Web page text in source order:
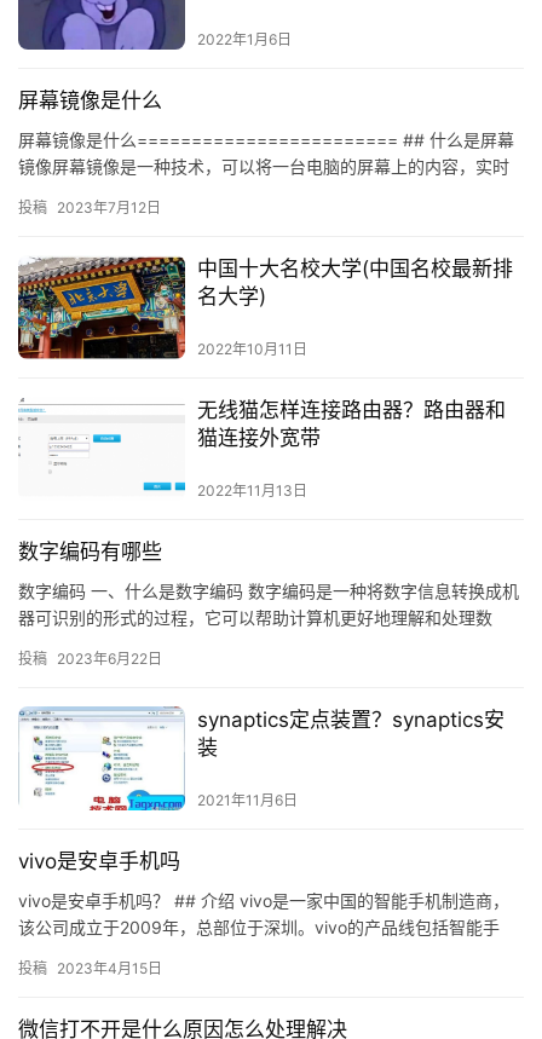
2022年1月6日
屏幕镜像是什么
屏幕镜像是什么======================== ## 什么是屏幕
镜像屏幕镜像是一种技术，可以将一台电脑的屏幕上的内容，实时
投稿 2023年7月12日
中国十大名校大学(中国名校最新排
名大学)
2022年10月11日
无线猫怎样连接路由器？路由器和
猫连接外宽带
2022年11月13日
数字编码有哪些
数字编码 一、什么是数字编码 数字编码是一种将数字信息转换成机
器可识别的形式的过程，它可以帮助计算机更好地理解和处理数
八进…
投稿 2023年6月22日
synaptics定点装置？synaptics安
装
2021年11月6日
vivo是安卓手机吗
vivo是安卓手机吗？ ## 介绍 vivo是一家中国的智能手机制造商，
该公司成立于2009年，总部位于深圳。vivo的产品线包括智能手
投稿 2023年4月15日
微信打不开是什么原因怎么处理解决